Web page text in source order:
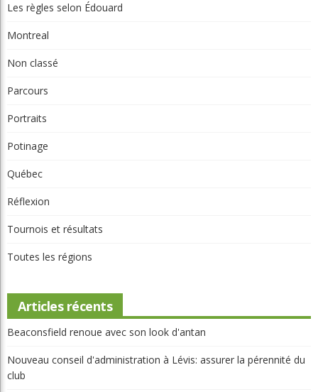
Les règles selon Édouard
Montreal
Non classé
Parcours
Portraits
Potinage
Québec
Réflexion
Tournois et résultats
Toutes les régions
Articles récents
Beaconsfield renoue avec son look d'antan
Nouveau conseil d'administration à Lévis: assurer la pérennité du
club